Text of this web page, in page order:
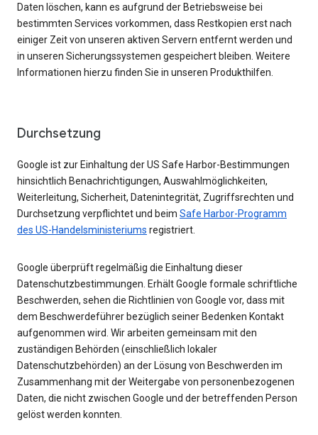
Daten löschen, kann es aufgrund der Betriebsweise bei
bestimmten Services vorkommen, dass Restkopien erst nach
einiger Zeit von unseren aktiven Servern entfernt werden und
in unseren Sicherungssystemen gespeichert bleiben. Weitere
Informationen hierzu finden Sie in unseren Produkthilfen.
Durchsetzung
Google ist zur Einhaltung der US Safe Harbor-Bestimmungen
hinsichtlich Benachrichtigungen, Auswahlmöglichkeiten,
Weiterleitung, Sicherheit, Datenintegrität, Zugriffsrechten und
Durchsetzung verpflichtet und beim Safe Harbor-Programm
des US-Handelsministeriums registriert.
Google überprüft regelmäßig die Einhaltung dieser
Datenschutzbestimmungen. Erhält Google formale schriftliche
Beschwerden, sehen die Richtlinien von Google vor, dass mit
dem Beschwerdeführer bezüglich seiner Bedenken Kontakt
aufgenommen wird. Wir arbeiten gemeinsam mit den
zuständigen Behörden (einschließlich lokaler
Datenschutzbehörden) an der Lösung von Beschwerden im
Zusammenhang mit der Weitergabe von personenbezogenen
Daten, die nicht zwischen Google und der betreffenden Person
gelöst werden konnten.